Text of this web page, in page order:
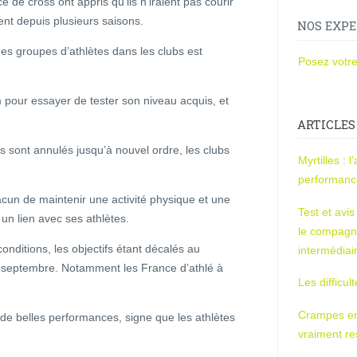
depuis plusieurs saisons.
groupes d’athlètes dans les clubs est
essayer de tester son niveau acquis, et
annulés jusqu’à nouvel ordre, les clubs
de maintenir une activité physique et une
lien avec ses athlètes.
les objectifs étant décalés au
Notamment les France d’athlé à
belles performances, signe que les athlètes
NOS
Posez
Myrtilles :
Test et
le
Les
Crampes
vraiment